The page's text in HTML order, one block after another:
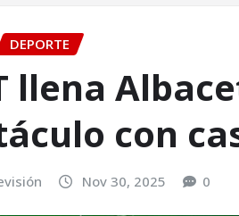
DEPORTE
llena
con
Nov 30, 2025 0